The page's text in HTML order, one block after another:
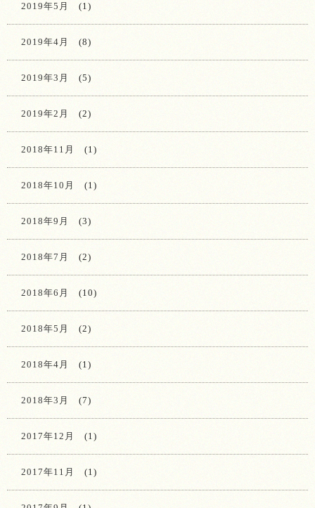
2019年5月 (1)
2019年4月 (8)
2019年3月 (5)
2019年2月 (2)
2018年11月 (1)
2018年10月 (1)
2018年9月 (3)
2018年7月 (2)
2018年6月 (10)
2018年5月 (2)
2018年4月 (1)
2018年3月 (7)
2017年12月 (1)
2017年11月 (1)